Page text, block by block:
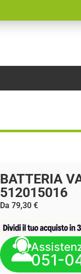
BATTERIA
512015016
Da 79,30 €
051-